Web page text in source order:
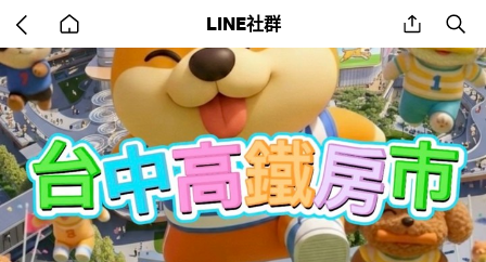
back
to
home
LINE社群 share